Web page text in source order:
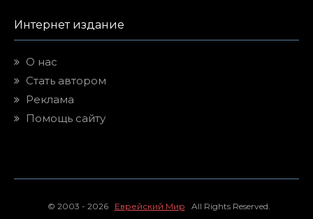
Интернет издание
О нас
Стать автором
Реклама
Помощь сайту
© 2003 - 2026 Еврейский Мир All Rights Reserved.